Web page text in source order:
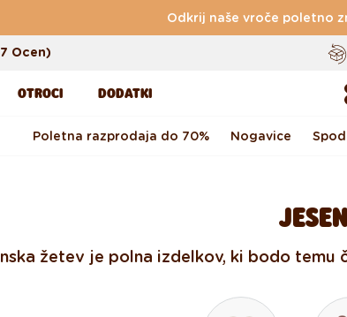
Odkrij naše vroče poletno
(60.227 Ocen)
OTROCI DODATKI
Poletna razprodaja do 70% Nogavice
žetev je polna izdelkov, ki bodo temu